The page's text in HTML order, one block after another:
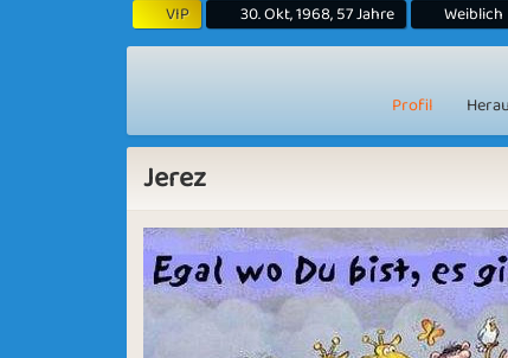
VIP 30. Okt, 1968, 57 Jahre Weiblich
Profil
Jerez